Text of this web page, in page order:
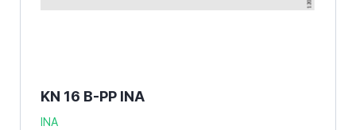
KN 16 B-PP INA
INA